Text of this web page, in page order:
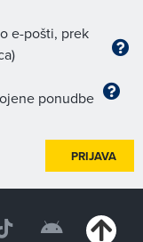
e-pošti, prek
ponudbe
PRIJAVA